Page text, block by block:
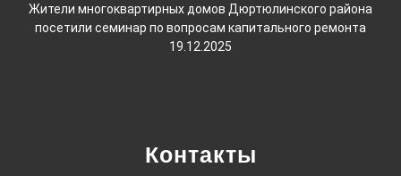
Жители многоквартирных домов Дюртюлинского района
посетили семинар по вопросам капитального ремонта
19.12.2025
Контакты